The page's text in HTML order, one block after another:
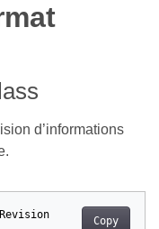
d’informations
Copy
Revision